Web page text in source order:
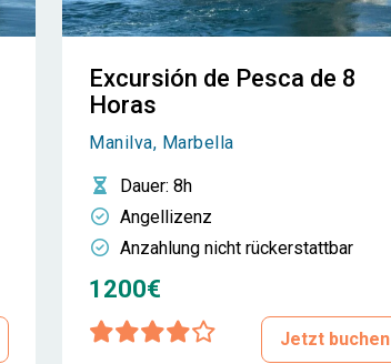
Excursión de Pesca de 8
Horas
Manilva, Marbella
Dauer: 8h
Angellizenz
Anzahlung nicht rückerstattbar
1200€
Jetzt buchen